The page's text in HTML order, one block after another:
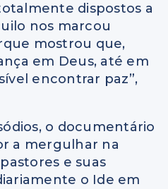
dispostos a
nos marcou
mostrou que,
em Deus, até em
encontrar paz”,
o documentário
a mergulhar na
e suas
o Ide em